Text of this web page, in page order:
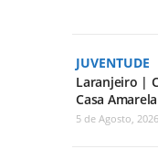
JUVENTUDE
Laranjeiro |
Casa Amarela
5 de Agosto, 2026